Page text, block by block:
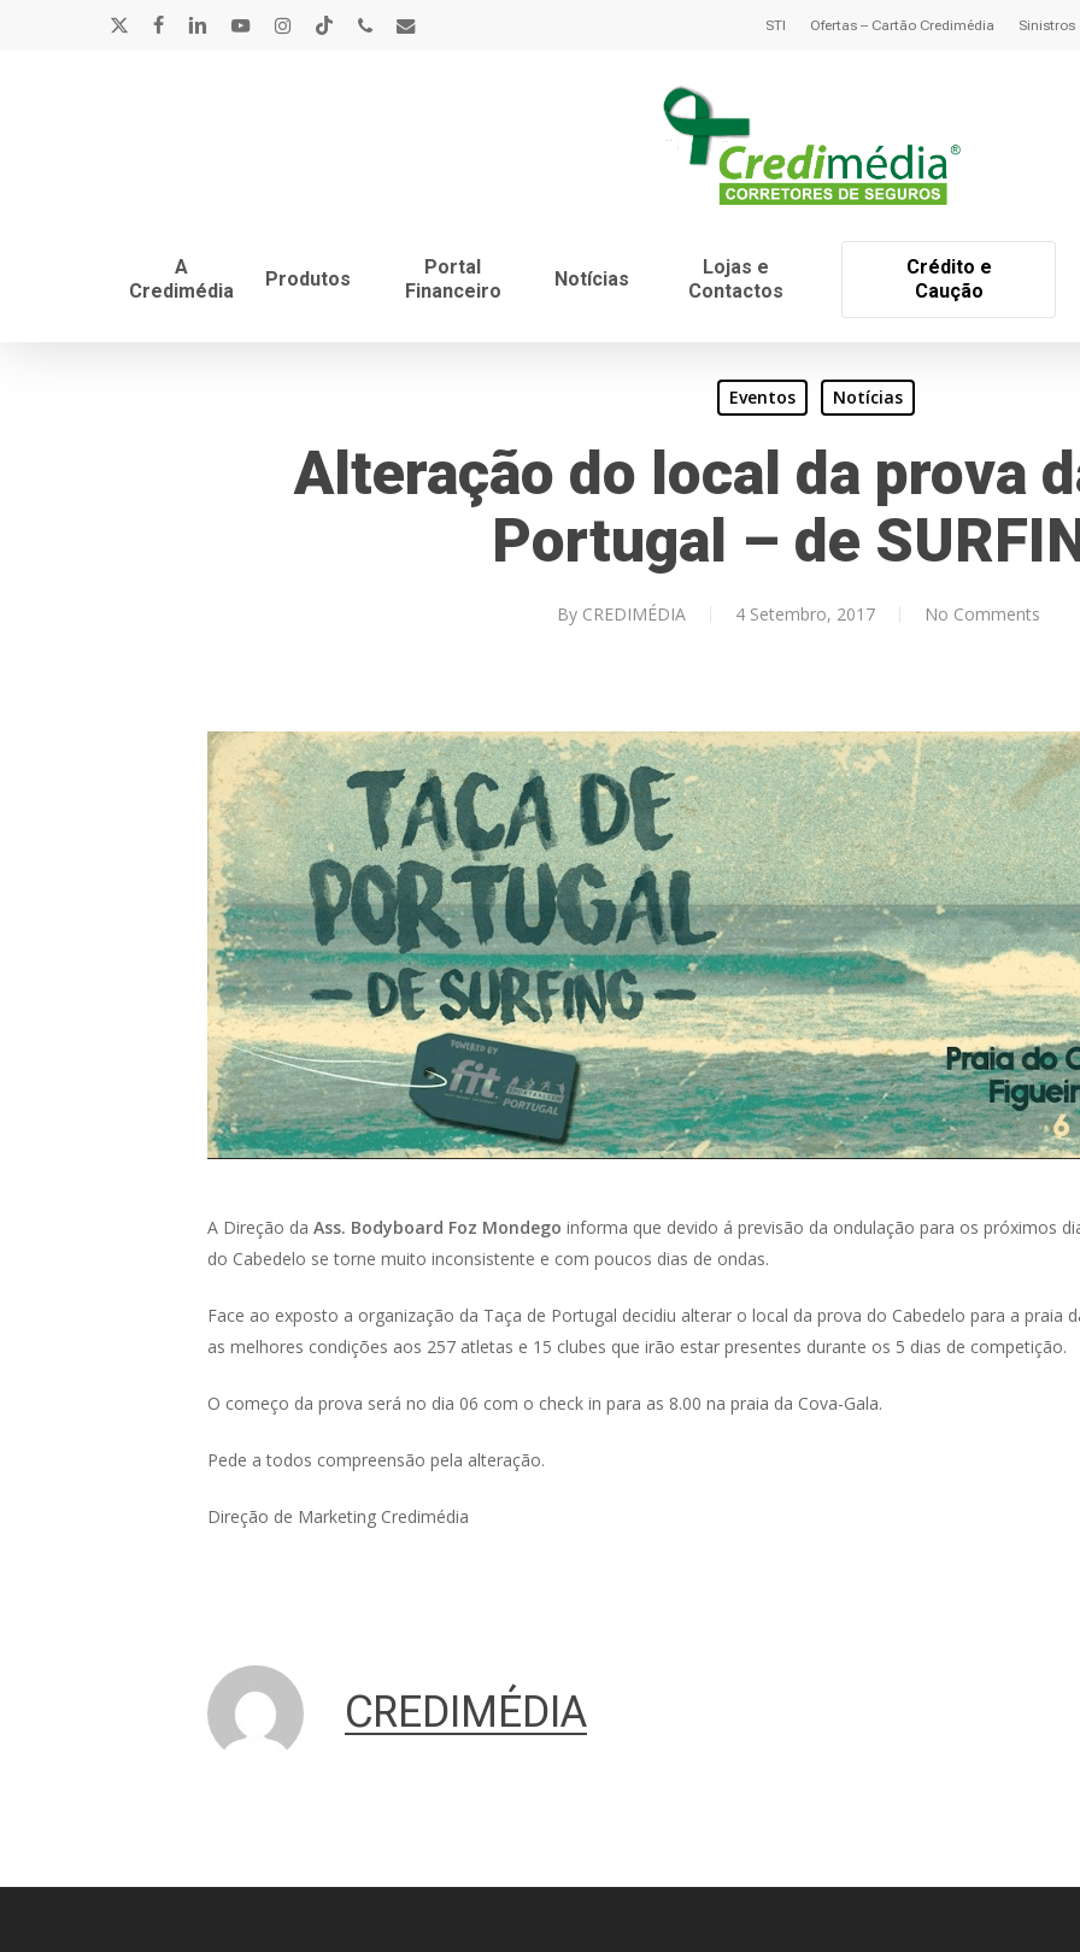
instagram
tiktok
STI Ofertas – Cartão Credimédia Sinistros
A
Credimédia
Produtos
Portal
Financeiro
Notícias
Lojas e
Contactos
Crédito e
Caução
Eventos Notícias
Alteração do local da prova
Portugal – de
By CREDIMÉDIA 4 Setembro, 2017 No Comments
A Direção da Ass. Bodyboard Foz Mondego informa que devido á previsão da ondulação para os próximos
do Cabedelo se torne muito inconsistente e com poucos dias de ondas.
Face ao exposto a organização da Taça de Portugal decidiu alterar o local da prova do Cabedelo para a praia
as melhores condições aos 257 atletas e 15 clubes que irão estar presentes durante os 5 dias de competição.
O começo da prova será no dia 06 com o check in para as 8.00 na praia da Cova-Gala.
Pede a todos compreensão pela alteração.
Direção de Marketing Credimédia
CREDIMÉDIA